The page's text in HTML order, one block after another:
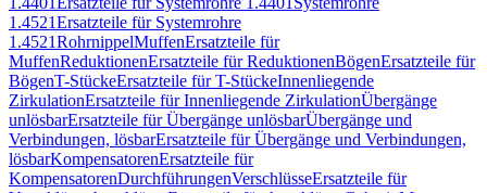
1.4521Ersatzteile für Systemrohre
1.4521RohrnippelMuffenErsatzteile für
MuffenReduktionenErsatzteile für ReduktionenBögenErsatzteile für
BögenT-StückeErsatzteile für T-StückeInnenliegende
ZirkulationErsatzteile für Innenliegende ZirkulationÜbergänge
unlösbarErsatzteile für Übergänge unlösbarÜbergänge und
Verbindungen, lösbarErsatzteile für Übergänge und Verbindungen,
lösbarKompensatorenErsatzteile für
KompensatorenDurchführungenVerschlüsseErsatzteile für